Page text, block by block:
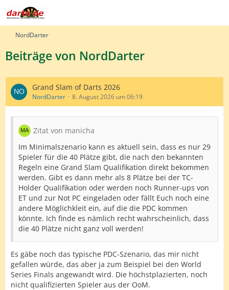
NordDarter
Beiträge von NordDarter
Grand Slam of Darts 2026
NordDarter 8. August 2026 um 06:19
Zitat von manicha
Im Minimalszenario kann es aktuell sein, dass es nur 29
Spieler für die 40 Plätze gibt, die nach den bekannten
Regeln eine Grand Slam Qualifikation direkt bekommen
werden. Gibt es dann mehr als 8 Plätze bei der TC-
Holder Qualifikation oder werden noch Runner-ups von
ET und zur Not PC eingeladen oder fällt Euch noch eine
andere Möglichkleit ein, auf die die PDC kommen
könnte. Ich finde es nämlich recht wahrscheinlich, dass
die 40 Plätze nicht ganz voll werden!
Es gäbe noch das typische PDC-Szenario, das mir nicht
gefallen würde, das aber ja zum Beispiel bei den World
Series Finals angewandt wird. Die höchstplazierten, noch
nicht qualifizierten Spieler aus der OoM.